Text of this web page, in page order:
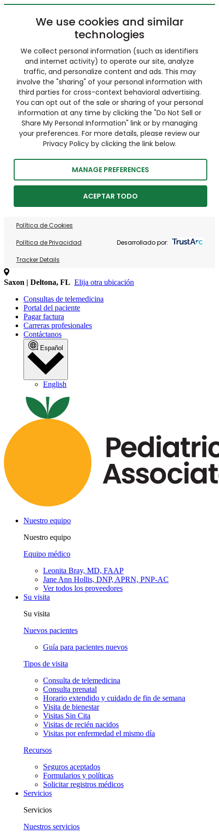
We use cookies and similar
technologies
We collect personal information (such as identifiers
and internet activity) to operate our site, analyze
traffic, and personalize content and ads. This may
involve the "sharing" of your personal information with
third parties for cross-context behavioral advertising.
You can opt out of the sale or sharing of your personal
information at any time by clicking the "Do Not Sell or
Share My Personal Information" link or by managing
your preferences. For more details, please review our
Privacy Policy by clicking the link below.
MANAGE PREFERENCES
ACEPTAR TODO
Política de Cookies
Política de Privacidad
Tracker Details
Desarrollado por:
Saxon | Deltona, FL Elija otra ubicación
Consultas de telemedicina
Portal del paciente
Pagar factura
Carreras profesionales
Contáctanos
Español
English
Nuestro equipo
Nuestro equipo
Equipo médico
Leonita Bray, MD, FAAP
Jane Ann Hollis, DNP, APRN, PNP-AC
Ver todos los proveedores
Su visita
Su visita
Nuevos pacientes
Guía para pacientes nuevos
Tipos de visita
Consulta de telemedicina
Consulta prenatal
Horario extendido y cuidado de fin de semana
Visita de bienestar
Visitas Sin Cita
Visitas de recién nacidos
Visitas por enfermedad el mismo día
Recursos
Seguros aceptados
Formularios y políticas
Solicitar registros médicos
Servicios
Servicios
Nuestros servicios